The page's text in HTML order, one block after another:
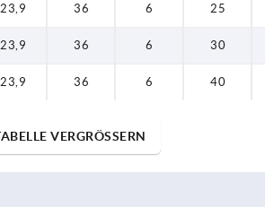
23,9 36 6 25
23,9 36 6 30
23,9 36 6 40
VERGRÖSSERN